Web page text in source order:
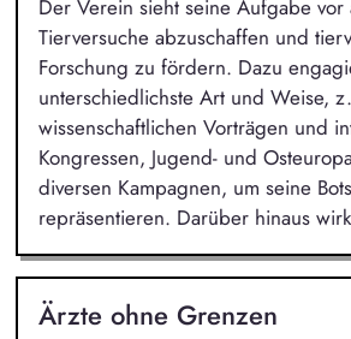
Der Verein sieht seine Aufgabe
Tierversuche abzuschaffen und
Forschung zu fördern. Dazu
unterschiedlichste Art und Weise,
wissenschaftlichen Vorträgen und
Kongressen, Jugend- und
diversen Kampagnen, um seine
repräsentieren. Darüber hinaus
Ärzte ohne Grenzen